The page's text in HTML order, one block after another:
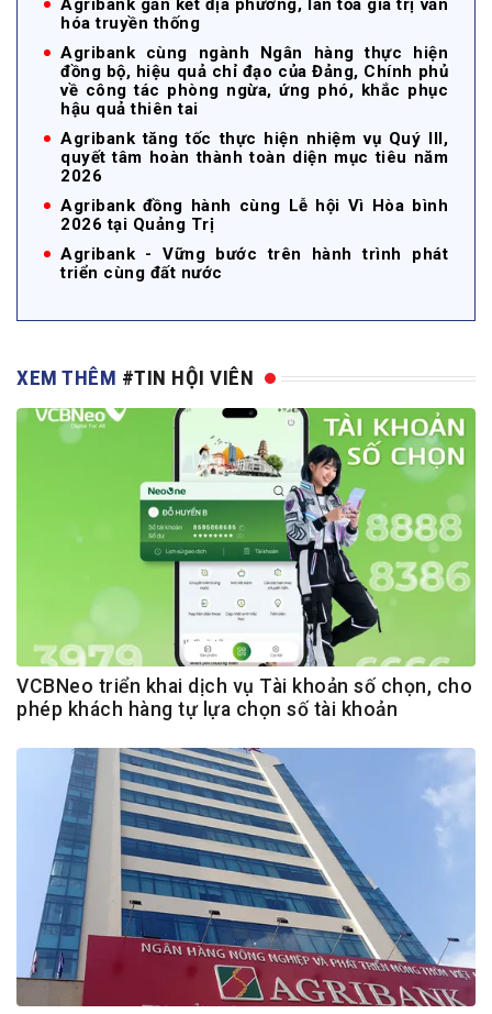
Agribank gắn kết địa phương, lan tỏa giá trị văn
hóa truyền thống
Agribank cùng ngành Ngân hàng thực hiện
đồng bộ, hiệu quả chỉ đạo của Đảng, Chính phủ
về công tác phòng ngừa, ứng phó, khắc phục
hậu quả thiên tai
Agribank tăng tốc thực hiện nhiệm vụ Quý III,
quyết tâm hoàn thành toàn diện mục tiêu năm
2026
Agribank đồng hành cùng Lễ hội Vì Hòa bình
2026 tại Quảng Trị
Agribank - Vững bước trên hành trình phát
triển cùng đất nước
XEM THÊM #TIN HỘI VIÊN
VCBNeo triển khai dịch vụ Tài khoản số chọn, cho
phép khách hàng tự lựa chọn số tài khoản